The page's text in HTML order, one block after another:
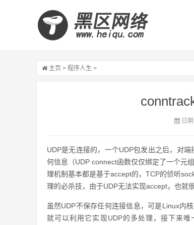
主页 > 程序人生 >
日期
UDP是无连接的，一个UDP包发出之后，对
何信息（UDP connect函数仅仅绑定了一个元
理机制基本都是基于accept的，TCP的侦听
理的必杀技，由于UDP无法实现accept，也就
虽然UDP不保存任何连接信息，可是Linux内
就可以利用它实现UDP的多处理，接下来